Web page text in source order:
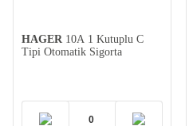
HAGER 10A 1 Kutuplu C
Tipi Otomatik Sigorta